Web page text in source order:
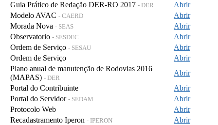
Guia Prático de Redação DER-RO 2017 - DER
Abrir
Modelo AVAC - CAERD
Abrir
Morada Nova - SEAS
Abrir
Observatorio - SESDEC
Abrir
Ordem de Serviço - SESAU
Abrir
Ordem de Serviço
Abrir
Plano anual de manutenção de Rodovias 2016
(MAPAS) - DER
Abrir
Portal do Contribuinte
Abrir
Portal do Servidor - SEDAM
Abrir
Protocolo Web
Abrir
Recadastramento Iperon - IPERON
Abrir